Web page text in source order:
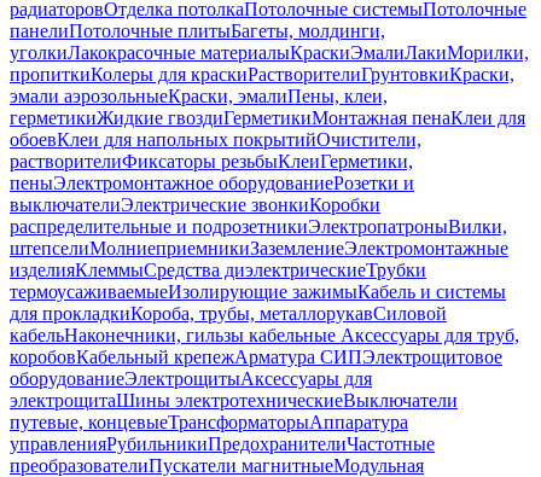
радиаторовОтделка потолкаПотолочные системыПотолочные
панелиПотолочные плитыБагеты, молдинги,
уголкиЛакокрасочные материалыКраскиЭмалиЛакиМорилки,
пропиткиКолеры для краскиРастворителиГрунтовкиКраски,
эмали аэрозольныеКраски, эмалиПены, клеи,
герметикиЖидкие гвоздиГерметикиМонтажная пенаКлеи для
обоевКлеи для напольных покрытийОчистители,
растворителиФиксаторы резьбыКлеиГерметики,
пеныЭлектромонтажное оборудованиеРозетки и
выключателиЭлектрические звонкиКоробки
распределительные и подрозетникиЭлектропатроныВилки,
штепселиМолниеприемникиЗаземлениеЭлектромонтажные
изделияКлеммыСредства диэлектрическиеТрубки
термоусаживаемыеИзолирующие зажимыКабель и системы
для прокладкиКороба, трубы, металлорукавСиловой
кабельНаконечники, гильзы кабельные Аксессуары для труб,
коробовКабельный крепежАрматура СИПЭлектрощитовое
оборудованиеЭлектрощитыАксессуары для
электрощитаШины электротехническиеВыключатели
путевые, концевыеТрансформаторыАппаратура
управленияРубильникиПредохранителиЧастотные
преобразователиПускатели магнитныеМодульная